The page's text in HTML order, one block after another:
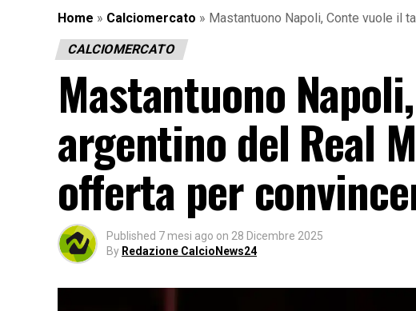
Home » Calciomercato » Mastantuono Napoli, Conte vuole il
CALCIOMERCATO
Mastantuono
argentino del Real
offerta per
Published 7 mesi ago on 28 Dicembre 2025
By Redazione CalcioNews24